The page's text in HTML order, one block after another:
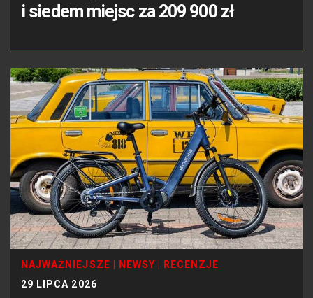
i siedem miejsc za 209 900 zł
NAJWAŻNIEJSZE NEWSY
RECENZJE
29 LIPCA 2026